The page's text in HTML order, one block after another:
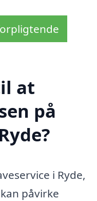
at
på
i Ryde,
påvirke